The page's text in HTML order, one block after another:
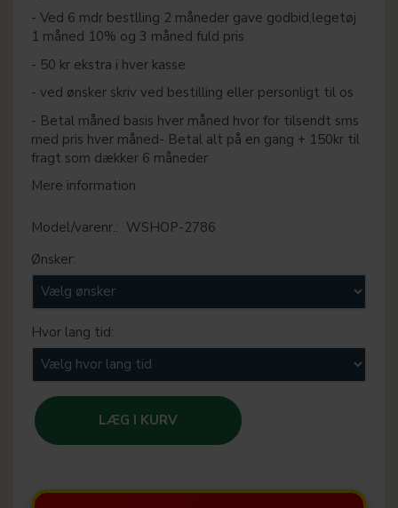
- Ved 6 mdr bestlling 2 måneder gave godbid,legetøj
1 måned 10% og 3 måned fuld pris
- 50 kr ekstra i hver kasse
- ved ønsker skriv ved bestilling eller personligt til os
- Betal måned basis hver måned hvor for tilsendt sms
med pris hver måned- Betal alt på en gang + 150kr til
fragt som dækker 6 måneder
Mere information
Model/varenr.: WSHOP-2786
Ønsker:
Hvor lang tid:
LÆG I KURV